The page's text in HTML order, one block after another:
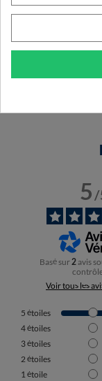
Furterer
5/
Basé sur2avis
Voir tous les
5 étoiles
4étoiles
3étoiles
2étoiles
1étoile